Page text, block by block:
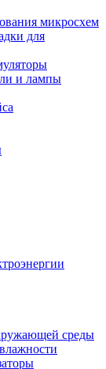
микросхем
для
и лампы
среды